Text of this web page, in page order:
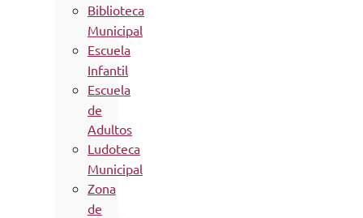
Biblioteca
Municipal
Escuela
Infantil
Escuela
de
Adultos
Ludoteca
Municipal
Zona
de